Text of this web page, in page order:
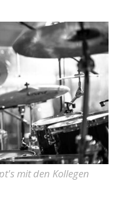
mit den Kollegen